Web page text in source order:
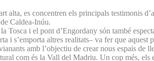
alta, es concentren els principals testimonis
Caldea-Inúu.
Tosca i el pont d’Engordany són també
i s’emporta altres realitats– va fer que
amb l’objectiu de crear nous espais de
com és la Vall del Madriu. Un cop més, els